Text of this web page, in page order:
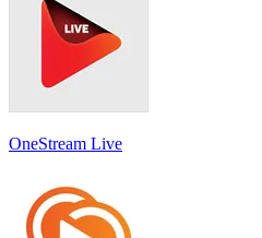
OneStream Live